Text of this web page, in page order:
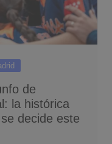
de
la histórica
decide este